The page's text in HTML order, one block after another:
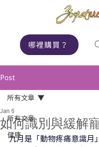
哪裡購買？
Post
所有文章
健康
所有文章
如何識別與緩解
Jan 6
九月是「動物疼痛意識